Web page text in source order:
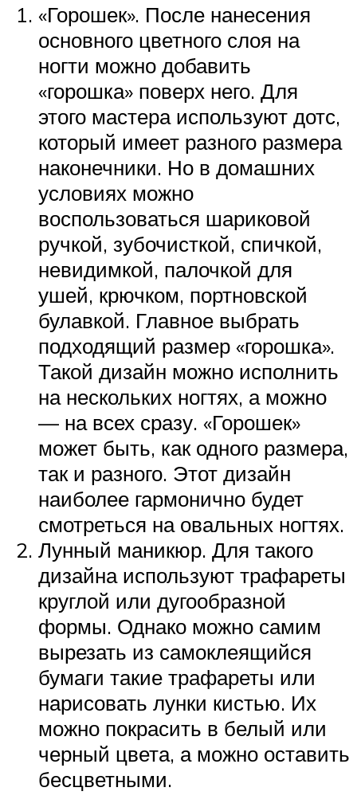
«Горошек». После нанесения
основного цветного слоя на
ногти можно добавить
«горошка» поверх него. Для
этого мастера используют дотс,
который имеет разного размера
наконечники. Но в домашних
условиях можно
воспользоваться шариковой
ручкой, зубочисткой, спичкой,
невидимкой, палочкой для
ушей, крючком, портновской
булавкой. Главное выбрать
подходящий размер «горошка».
Такой дизайн можно исполнить
на нескольких ногтях, а можно
— на всех сразу. «Горошек»
может быть, как одного размера,
так и разного. Этот дизайн
наиболее гармонично будет
смотреться на овальных ногтях.
Лунный маникюр. Для такого
дизайна используют трафареты
круглой или дугообразной
формы. Однако можно самим
вырезать из самоклеящийся
бумаги такие трафареты или
нарисовать лунки кистью. Их
можно покрасить в белый или
черный цвета, а можно оставить
бесцветными.